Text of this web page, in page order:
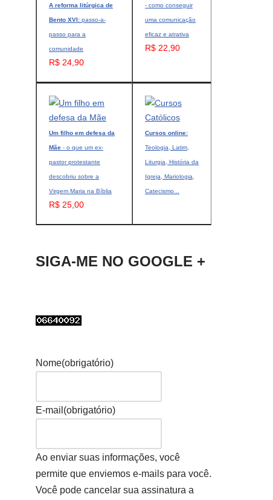
A reforma litúrgica de
Bento XVI: passo-a-
passo para a
comunidade
R$ 24,90
- como conseguir
uma comunicação
eficaz e atrativa
R$ 22,90
Um filho em defesa da
Mãe - o que um ex-
pastor protestante
descobriu sobre a
Virgem Maria na Bíblia
R$ 25,00
Cursos online:
Teologia, Latim,
Liturgia, História da
Igreja, Mariologia,
Catecismo...
SIGA-ME NO GOOGLE +
Nome(obrigatório)
E-mail (obrigatório)
Ao enviar suas informações, você
permite que enviemos e-mails para você.
Você pode cancelar sua assinatura a